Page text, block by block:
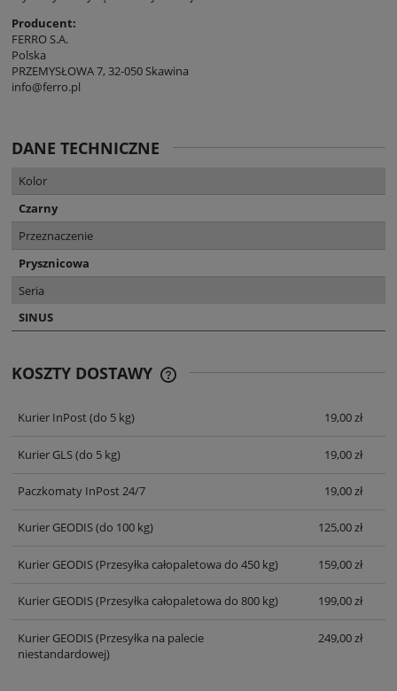
Producent:
FERRO S.A.
Polska
PRZEMYSŁOWA 7, 32-050 Skawina
info@ferro.pl
DANE TECHNICZNE
Kolor
Czarny
Przeznaczenie
Prysznicowa
Seria
SINUS
KOSZTY DOSTAWY
Kurier InPost(do 5 kg) 19,00 zł
Kurier GLS(do 5 kg) 19,00 zł
Paczkomaty InPost 24/7 19,00 zł
Kurier GEODIS(do 100 kg) 125,00 zł
Kurier GEODIS(Przesyłka całopaletowa do 450 kg) 159,00 zł
Kurier GEODIS(Przesyłka całopaletowa do 800 kg) 199,00 zł
Kurier GEODIS(Przesyłka na palecie
niestandardowej)
249,00 zł